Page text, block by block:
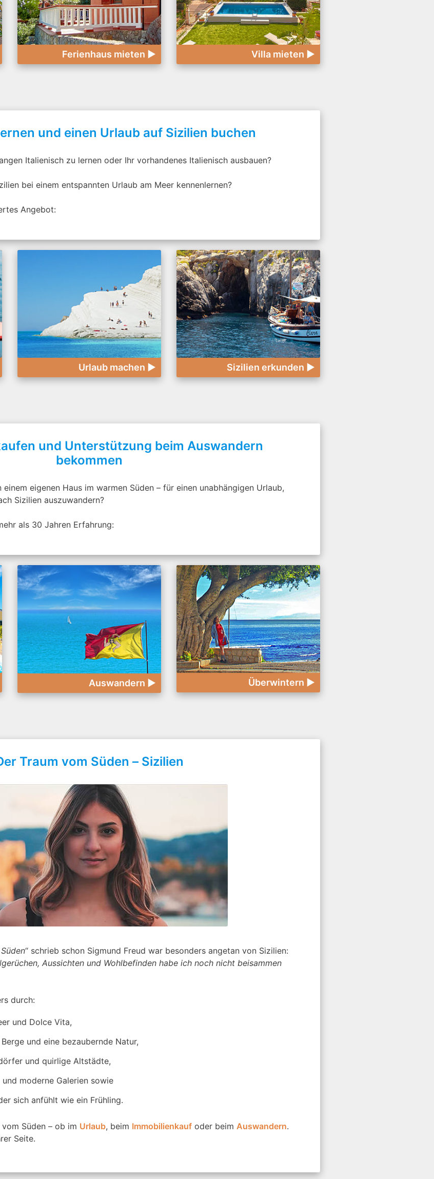
Ferienhaus mieten ► Villa mieten ►
und einen Urlaub auf Sizilien buchen
Italienisch zu lernen oder Ihr vorhandenes Italienisch ausbauen?
bei einem entspannten Urlaub am Meer kennenlernen?
Angebot:
Urlaub machen ► Sizilien erkunden ►
und Unterstützung beim Auswandern
bekommen
eigenen Haus im warmen Süden – für einen unabhängigen Urlaub,
Sizilien auszuwandern?
als 30 Jahren Erfahrung:
Auswandern ► Überwintern ►
Traum vom Süden – Sizilien
“ schrieb schon Sigmund Freud war besonders angetan von Sizilien:
Aussichten und Wohlbefinden habe ich noch nicht beisammen
durch:
und Dolce Vita,
und eine bezaubernde Natur,
und quirlige Altstädte,
moderne Galerien sowie
sich anfühlt wie ein Frühling.
Süden – ob im Urlaub, beim Immobilienkauf oder beim Auswandern.
Seite.